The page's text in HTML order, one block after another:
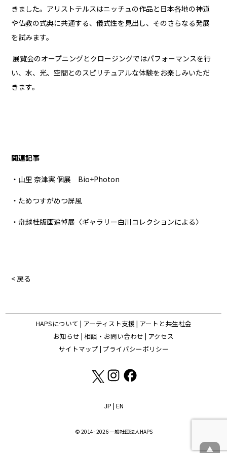
きました。アリストテルスはニッチュの作品と日本各地の神道
や仏教の式典に共通する、儀式性を見出し、そのさらなる発展
を試みます。
展覧会のオープニングとクロージングではパフォーマンスを行
い、水、光、空間とのスピリチュアルな体験をお楽しみいただ
きます。
関連記事
・山里 奈津実 個展 Bio+Photon
・ためつすがめつ屏風
・舟越桂版画追悼展〈ギャラリー白川コレクションによる〉
< 戻る
▲
HAPSについて | アーティスト支援 | アートと共生社会
お知らせ | 相談・お問い合わせ | アクセス
サイトマップ | プライバシーポリシー
JP | EN
© 2014- 2026 一般社団法人HAPS